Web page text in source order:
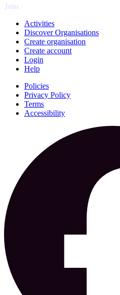
Join
Activities
Discover Organisations
Create organisation
Create account
Login
Help
Policies
Privacy Policy
Terms
Accessibility